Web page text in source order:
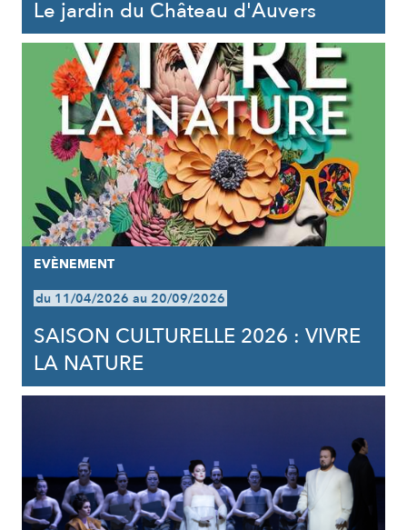
Le jardin du Château d'Auvers
EVÈNEMENT
du 11/04/2026 au 20/09/2026
SAISON CULTURELLE 2026 : VIVRE
LA NATURE